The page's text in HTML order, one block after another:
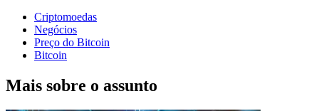
Criptomoedas
Negócios
Preço do Bitcoin
Bitcoin
Mais sobre o assunto